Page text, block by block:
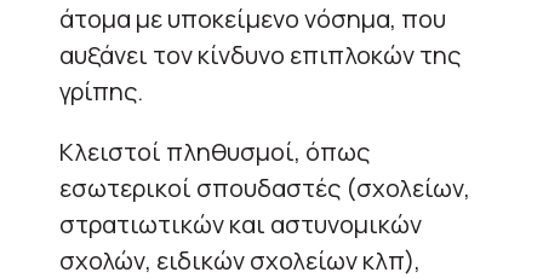
άτομα με υποκείμενο νόσημα, που
αυξάνει τον κίνδυνο επιπλοκών της
γρίπης.
Κλειστοί πληθυσμοί, όπως
εσωτερικοί σπουδαστές (σχολείων,
στρατιωτικών και αστυνομικών
σχολών, ειδικών σχολείων κλπ),